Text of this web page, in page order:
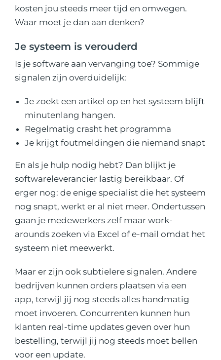
kosten jou steeds meer tijd en omwegen.
Waar moet je dan aan denken?
Je systeem is verouderd
Is je software aan vervanging toe? Sommige
signalen zijn overduidelijk:
Je zoekt een artikel op en het systeem blijft
minutenlang hangen.
Regelmatig crasht het programma
Je krijgt foutmeldingen die niemand snapt
En als je hulp nodig hebt? Dan blijkt je
softwareleverancier lastig bereikbaar. Of
erger nog: de enige specialist die het systeem
nog snapt, werkt er al niet meer. Ondertussen
gaan je medewerkers zelf maar work-
arounds zoeken via Excel of e-mail omdat het
systeem niet meewerkt.
Maar er zijn ook subtielere signalen. Andere
bedrijven kunnen orders plaatsen via een
app, terwijl jij nog steeds alles handmatig
moet invoeren. Concurrenten kunnen hun
klanten real-time updates geven over hun
bestelling, terwijl jij nog steeds moet bellen
voor een update.